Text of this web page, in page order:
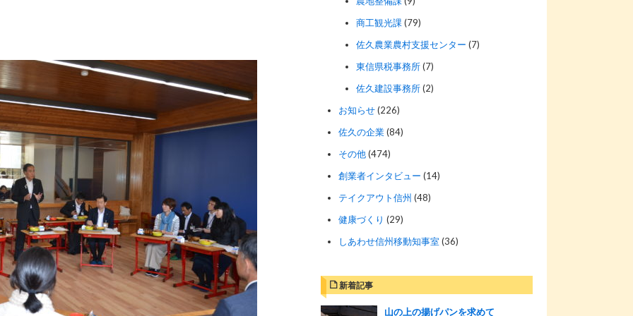
商工観光課 (79)
佐久農業農村支援センター (7)
東信県税事務所(7)
佐久建設事務所(2)
お知らせ(226)
佐久の企業(84)
その他(474)
創業者インタビュー (14)
テイクアウト信州 (48)
健康づくり (29)
しあわせ信州移動知事室(36)
新着記事
山の上の揚げパンを求めて